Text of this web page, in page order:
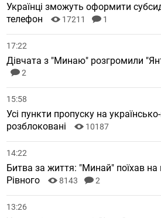
Українці зможуть оформити
телефон
17211 1
17:22
Дівчата з "Минаю" розгромили
2
15:58
Усі пункти пропуску на
розблоковані
10187
14:22
Битва за життя: "Минай" поїхав на
Рівного
8143 2
13:26